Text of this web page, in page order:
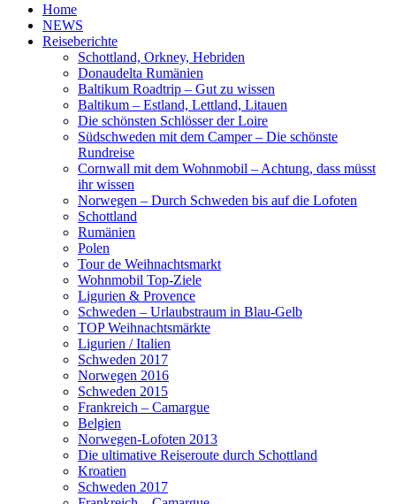
Home
NEWS
Reiseberichte
Schottland, Orkney, Hebriden
Donaudelta Rumänien
Baltikum Roadtrip – Gut zu wissen
Baltikum – Estland, Lettland, Litauen
Die schönsten Schlösser der Loire
Südschweden mit dem Camper – Die schönste
Rundreise
Cornwall mit dem Wohnmobil – Achtung, dass müsst
ihr wissen
Norwegen – Durch Schweden bis auf die Lofoten
Schottland
Rumänien
Polen
Tour de Weihnachtsmarkt
Wohnmobil Top-Ziele
Ligurien & Provence
Schweden – Urlaubstraum in Blau-Gelb
TOP Weihnachtsmärkte
Ligurien / Italien
Schweden 2017
Norwegen 2016
Schweden 2015
Frankreich – Camargue
Belgien
Norwegen-Lofoten 2013
Die ultimative Reiseroute durch Schottland
Kroatien
Schweden 2017